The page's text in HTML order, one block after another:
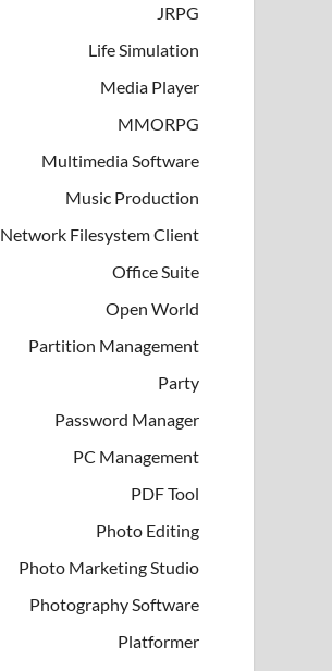
JRPG
Life Simulation
Media Player
MMORPG
Multimedia Software
Music Production
Network Filesystem Client
Office Suite
Open World
Partition Management
Party
Password Manager
PC Management
PDF Tool
Photo Editing
Photo Marketing Studio
Photography Software
Platformer